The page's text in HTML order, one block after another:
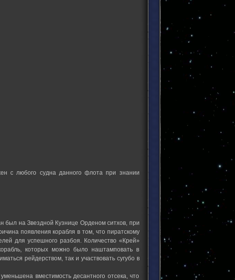
с любого судна данного флота при знании
был на Звездной Кузнице Орденом ситхов, при
появления корабля в том, что пиратскому
для успешного разбоя. Количество «Крей»
которых можно было наштамповать в
рейдерством, так и участвовать сугубо в
вместимость десантного отсека, что